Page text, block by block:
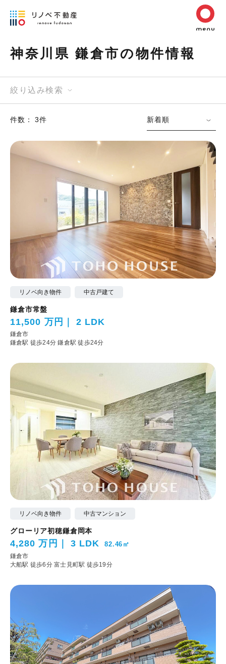
神奈川県 鎌倉市の物件情報
絞り込み検索
件数： 3件 新着順
リノベ向き物件 中古戸建て
鎌倉市常盤
11,500 万円 2 LDK
鎌倉市
鎌倉駅 徒歩24分鎌倉駅 徒歩24分
リノベ向き物件 中古マンション
グローリア初穂鎌倉岡本
4,280 万円 3 LDK 82.46㎡
鎌倉市
大船駅 徒歩6分富士見町駅 徒歩19分